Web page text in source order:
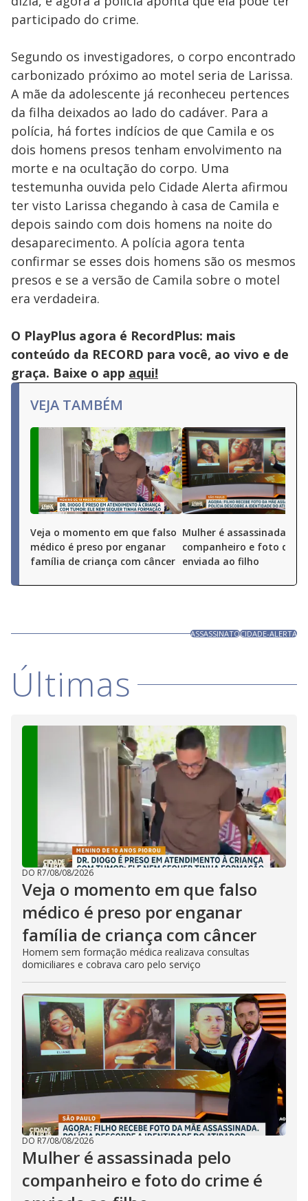
participado do crime.
Segundo os investigadores, o corpo encontrado
carbonizado próximo ao motel seria de Larissa.
A mãe da adolescente já reconheceu pertences
da filha deixados ao lado do cadáver. Para a
polícia, há fortes indícios de que Camila e os
dois homens presos tenham envolvimento na
morte e na ocultação do corpo. Uma
testemunha ouvida pelo Cidade Alerta afirmou
ter visto Larissa chegando à casa de Camila e
depois saindo com dois homens na noite do
desaparecimento. A polícia agora tenta
confirmar se esses dois homens são os mesmos
presos e se a versão de Camila sobre o motel
era verdadeira.
O PlayPlus agora é RecordPlus: mais
conteúdo da RECORD para você, ao vivo e de
graça. Baixe o app aqui!
VEJA TAMBÉM
Veja o momento em que falso
médico é preso por enganar
família de criança com câncer
Mulher é assassinada
companheiro e foto do
enviada ao filho
ASSASSINATOCIDADE-ALERTA
Últimas
DO R7/08/08/2026
Veja o momento em que falso
médico é preso por enganar
família de criança com câncer
Homem sem formação médica realizava consultas
domiciliares e cobrava caro pelo serviço
DO R7/08/08/2026
Mulher é assassinada pelo
companheiro e foto do crime é